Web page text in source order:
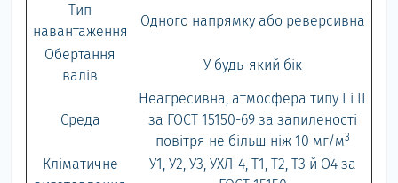
Тип
навантаження
Одного напрямку або реверсивна
Обертання
валів
У будь-який бік
Среда
Неагресивна, атмосфера типу I і II
за ГОСТ 15150-69 за запиленості
повітря не більш ніж 10 мг/м3
Кліматичне
У1, У2, У3, УХЛ-4, Т1, Т2, Т3 й О4 за